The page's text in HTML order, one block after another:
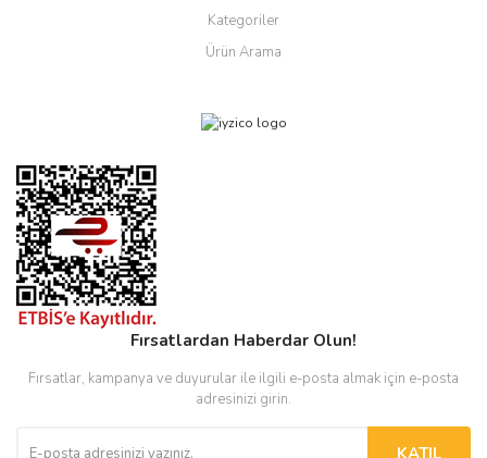
Kategoriler
Ürün Arama
Fırsatlardan Haberdar Olun!
Fırsatlar, kampanya ve duyurular ile ilgili e-posta almak için e-posta
adresinizi girin.
KATIL